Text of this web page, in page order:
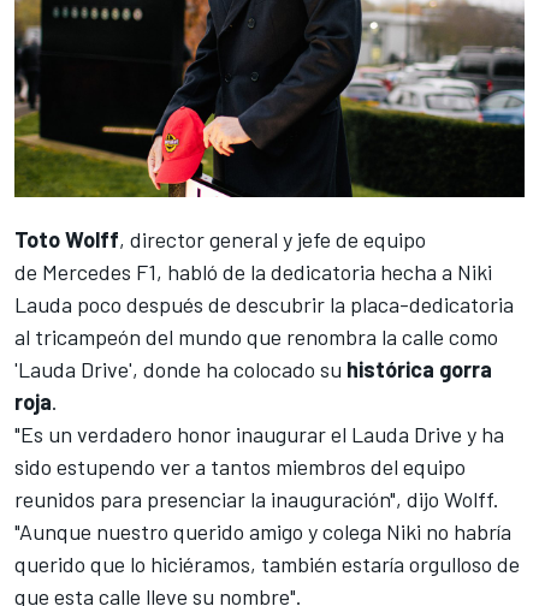
Toto Wolff, director general y jefe de equipo
de Mercedes F1, habló de la dedicatoria hecha a Niki
Lauda poco después de descubrir la placa-dedicatoria
al tricampeón del mundo que renombra la calle como
'Lauda Drive', donde ha colocado su histórica gorra
roja.
"Es un verdadero honor inaugurar el Lauda Drive y ha
sido estupendo ver a tantos miembros del equipo
reunidos para presenciar la inauguración", dijo Wolff.
"Aunque nuestro querido amigo y colega Niki no habría
querido que lo hiciéramos, también estaría orgulloso de
que esta calle lleve su nombre".